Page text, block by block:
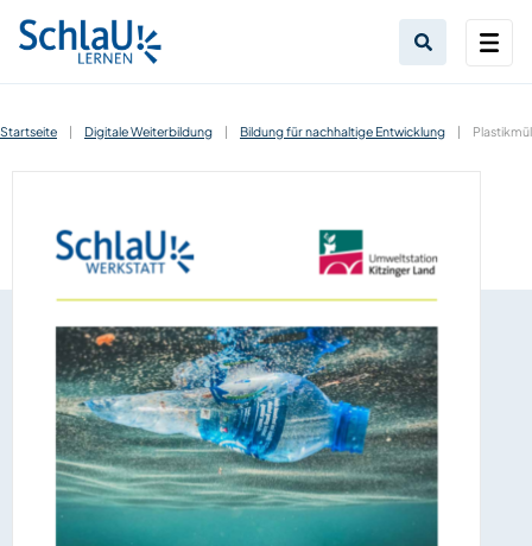
Startseite | Digitale Weiterbildung | Bildung für nachhaltige Entwicklung |